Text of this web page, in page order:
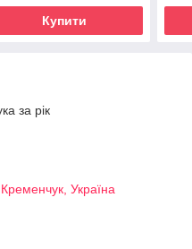
Купити
за рік
Україна